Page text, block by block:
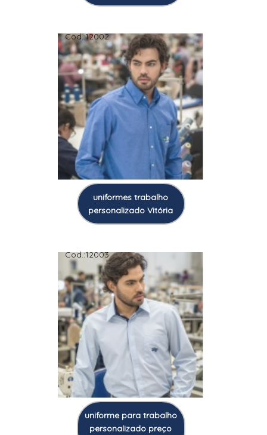
Cod.:12002
uniformes trabalho
personalizado Vitória
Cod.:12003
uniforme para trabalho
personalizado preço